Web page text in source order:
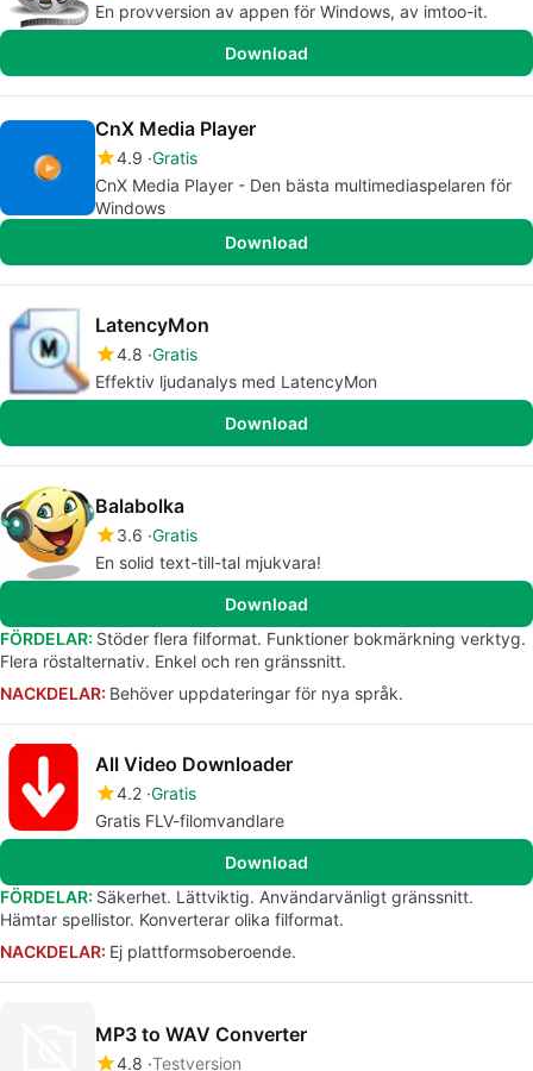
En provversion av appen för Windows, av imtoo-it.
Download
CnX Media Player
4.9 Gratis
CnX Media Player - Den bästa multimediaspelaren för
Windows
Download
LatencyMon
4.8 Gratis
Effektiv ljudanalys med LatencyMon
Download
Balabolka
3.6 Gratis
En solid text-till-tal mjukvara!
Download
FÖRDELAR: Stöder flera filformat. Funktioner bokmärkning verktyg.
Flera röstalternativ. Enkel och ren gränssnitt.
NACKDELAR: Behöver uppdateringar för nya språk.
All Video Downloader
4.2 Gratis
Gratis FLV-filomvandlare
Download
FÖRDELAR: Säkerhet. Lättviktig. Användarvänligt gränssnitt.
Hämtar spellistor. Konverterar olika filformat.
NACKDELAR: Ej plattformsoberoende.
MP3 to WAV Converter
4.8 Testversion